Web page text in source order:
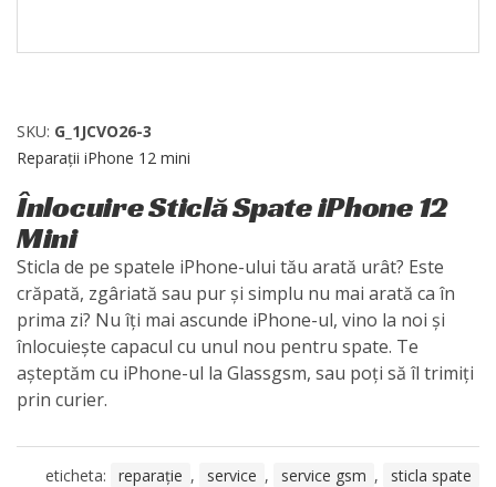
SKU: G_1JCVO26-3
Reparații iPhone 12 mini
Înlocuire Sticlă Spate iPhone 12
Mini
Sticla de pe spatele iPhone-ului tău arată urât? Este
crăpată, zgâriată sau pur și simplu nu mai arată ca în
prima zi? Nu îți mai ascunde iPhone-ul, vino la noi și
înlocuiește capacul cu unul nou pentru spate. Te
așteptăm cu iPhone-ul la Glassgsm, sau poți să îl trimiți
prin curier.
eticheta: reparație , service , service gsm , sticla spate